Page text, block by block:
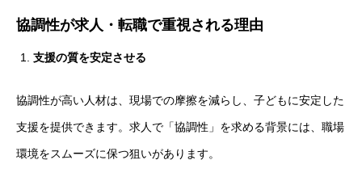
協調性が求人・転職で重視される理由
支援の質を安定させる
協調性が高い人材は、現場での摩擦を減らし、子どもに安定した
支援を提供できます。求人で「協調性」を求める背景には、職場
環境をスムーズに保つ狙いがあります。